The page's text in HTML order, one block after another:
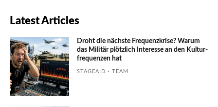
Latest Articles
Droht die nächste Frequenzkrise? Warum
das Mili­tär plötzlich Inte­resse an den Kultur­
fre­quen­zen hat
STAGEAID - TEAM